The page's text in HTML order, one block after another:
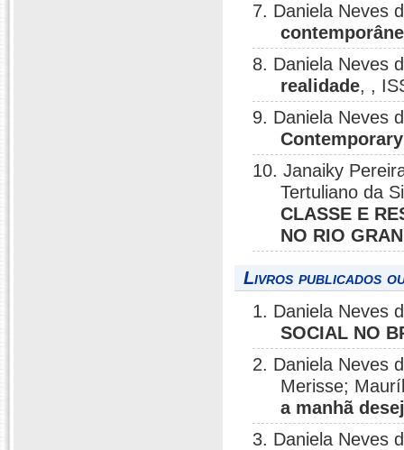
7. Daniela Neves
8. Daniela Neves
realidade, ,
9. Daniela Neves
10. Janaiky
Tertuliano da
CLASSE E
NO RIO
Livros publicados
1. Daniela Neves
SOCIAL NO
2. Daniela Neves
Merisse;
a manhã
3. Daniela Neves